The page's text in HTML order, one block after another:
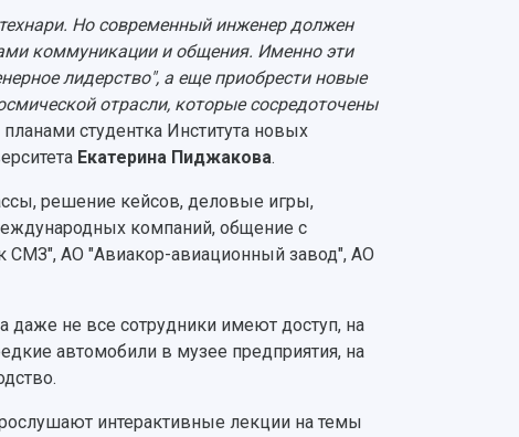
Но современный инженер должен
коммуникации и общения. Именно эти
лидерство", а еще приобрести новые
отрасли, которые сосредоточены
студентка Института новых
Екатерина Пиджакова.
решение кейсов, деловые игры,
компаний, общение с
СМЗ", АО "Авиакор-авиационный завод", АО
даже не все сотрудники имеют доступ, на
автомобили в музее предприятия, на
интерактивные лекции на темы